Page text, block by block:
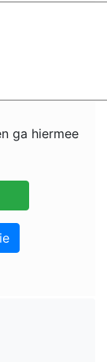
ga hiermee